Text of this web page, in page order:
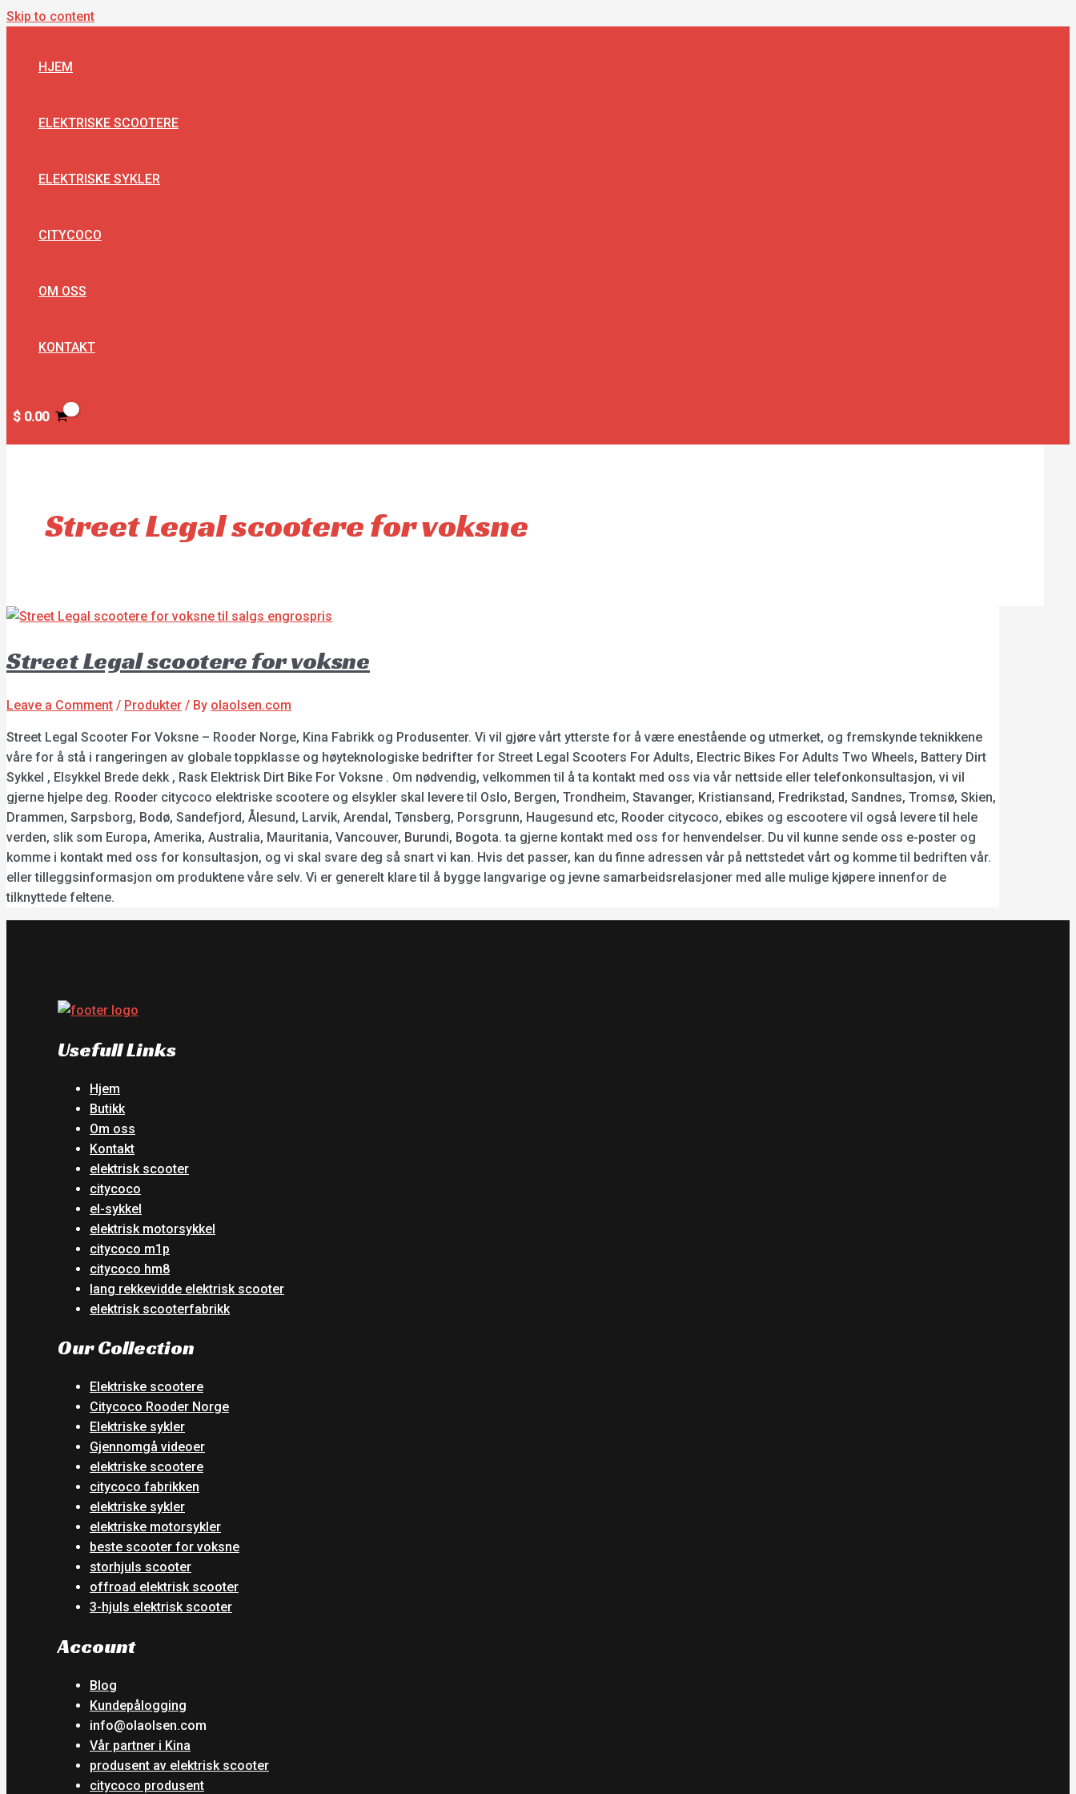
Skip to content
HJEM
ELEKTRISKE SCOOTERE
ELEKTRISKE SYKLER
CITYCOCO
OM OSS
KONTAKT
$ 0.00
Street Legal scootere for voksne
Street Legal scootere for voksne
Leave a Comment / Produkter / By olaolsen.com
Street Legal Scooter For Voksne – Rooder Norge, Kina Fabrikk og Produsenter. Vi vil gjøre vårt ytterste for å være enestående og utmerket, og fremskynde teknikkene
våre for å stå i rangeringen av globale toppklasse og høyteknologiske bedrifter for Street Legal Scooters For Adults, Electric Bikes For Adults Two Wheels, Battery Dirt
Sykkel , Elsykkel Brede dekk , Rask Elektrisk Dirt Bike For Voksne . Om nødvendig, velkommen til å ta kontakt med oss via vår nettside eller telefonkonsultasjon, vi vil
gjerne hjelpe deg. Rooder citycoco elektriske scootere og elsykler skal levere til Oslo, Bergen, Trondheim, Stavanger, Kristiansand, Fredrikstad, Sandnes, Tromsø, Skien,
Drammen, Sarpsborg, Bodø, Sandefjord, Ålesund, Larvik, Arendal, Tønsberg, Porsgrunn, Haugesund etc, Rooder citycoco, ebikes og escootere vil også levere til hele
verden, slik som Europa, Amerika, Australia, Mauritania, Vancouver, Burundi, Bogota. ta gjerne kontakt med oss for henvendelser. Du vil kunne sende oss e-poster og
komme i kontakt med oss for konsultasjon, og vi skal svare deg så snart vi kan. Hvis det passer, kan du finne adressen vår på nettstedet vårt og komme til bedriften vår.
eller tilleggsinformasjon om produktene våre selv. Vi er generelt klare til å bygge langvarige og jevne samarbeidsrelasjoner med alle mulige kjøpere innenfor de
tilknyttede feltene.
Usefull Links
Hjem
Butikk
Om oss
Kontakt
elektrisk scooter
citycoco
el-sykkel
elektrisk motorsykkel
citycoco m1p
citycoco hm8
lang rekkevidde elektrisk scooter
elektrisk scooterfabrikk
Our Collection
Elektriske scootere
Citycoco Rooder Norge
Elektriske sykler
Gjennomgå videoer
elektriske scootere
citycoco fabrikken
elektriske sykler
elektriske motorsykler
beste scooter for voksne
storhjuls scooter
offroad elektrisk scooter
3-hjuls elektrisk scooter
Account
Blog
Kundepålogging
info@olaolsen.com
Vår partner i Kina
produsent av elektrisk scooter
citycoco produsent